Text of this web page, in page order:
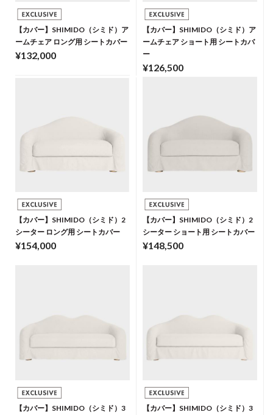
【カバー】SHIMIDO（シミド）ア
ームチェア ロング用 シートカバー
¥132,000
【カバー】SHIMIDO（シミド）ア
ームチェア ショート用 シートカバ
ー
¥126,500
【カバー】SHIMIDO（シミド）2
シーター ロング用 シートカバー
¥154,000
【カバー】SHIMIDO（シミド）2
シーター ショート用 シートカバー
¥148,500
【カバー】SHIMIDO（シミド）3
【カバー】SHIMIDO（シミド）3